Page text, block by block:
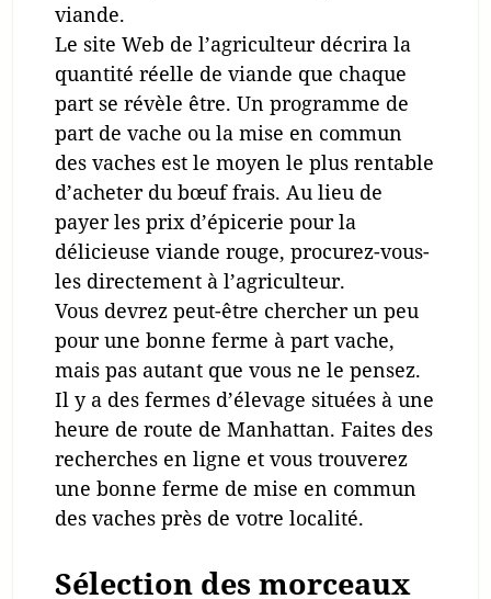
viande.
Le site Web de l’agriculteur décrira la
quantité réelle de viande que chaque
part se révèle être. Un programme de
part de vache ou la mise en commun
des vaches est le moyen le plus rentable
d’acheter du bœuf frais. Au lieu de
payer les prix d’épicerie pour la
délicieuse viande rouge, procurez-vous-
les directement à l’agriculteur.
Vous devrez peut-être chercher un peu
pour une bonne ferme à part vache,
mais pas autant que vous ne le pensez.
Il y a des fermes d’élevage situées à une
heure de route de Manhattan. Faites des
recherches en ligne et vous trouverez
une bonne ferme de mise en commun
des vaches près de votre localité.
Sélection des morceaux